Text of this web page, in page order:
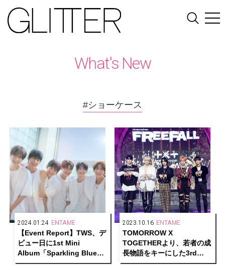
What's New
#ショーケース
2024.01.24 ENTAME
【Event Report】TWS、デ
ビュー日に1st Mini
Album「Sparkling Blue」
メディアショーケースを開
2023.10.16 ENTAME
TOMORROW X
TOGETHERより、若者の成
長物語をキーにした3rd
Album『The Name